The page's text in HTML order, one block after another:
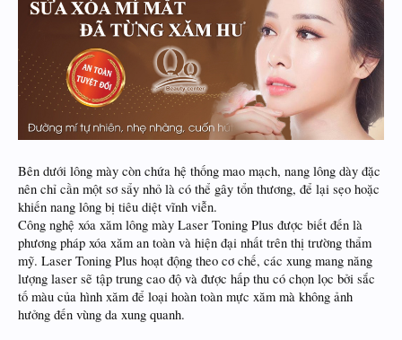
Bên dưới lông mày còn chứa hệ thống mao mạch, nang lông dày đặc
nên chỉ cần một sơ sẩy nhỏ là có thể gây tổn thương, để lại sẹo hoặc
khiến nang lông bị tiêu diệt vĩnh viễn.
Công nghệ xóa xăm lông mày Laser Toning Plus được biết đến là
phương pháp xóa xăm an toàn và hiện đại nhất trên thị trường thẩm
mỹ. Laser Toning Plus hoạt động theo cơ chế, các xung mang năng
lượng laser sẽ tập trung cao độ và được hấp thu có chọn lọc bởi sắc
tố màu của hình xăm để loại hoàn toàn mực xăm mà không ảnh
hưởng đến vùng da xung quanh.